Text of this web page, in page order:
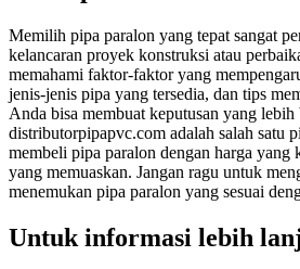
Memilih pipa paralon yang tepat sangat
kelancaran proyek konstruksi atau
memahami faktor-faktor yang
jenis-jenis pipa yang tersedia, dan tips
Anda bisa membuat keputusan yang lebih
distributorpipapvc.com adalah salah satu
membeli pipa paralon dengan harga yang
yang memuaskan. Jangan ragu untuk
menemukan pipa paralon yang sesuai
Untuk informasi lebih